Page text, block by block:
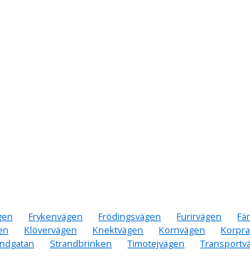
Frykenvägen Frödingsvägen Furirvägen
Klövervägen Knektvägen Kornvägen
Strandbrinken Timotejvägen